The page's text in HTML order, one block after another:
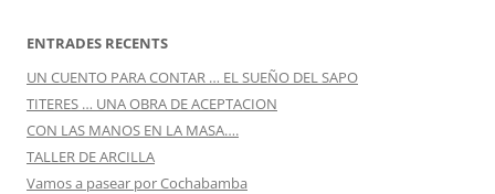
ENTRADES RECENTS
UN CUENTO PARA CONTAR … EL SUEÑO DEL SAPO
TITERES … UNA OBRA DE ACEPTACION
CON LAS MANOS EN LA MASA….
TALLER DE ARCILLA
Vamos a pasear por Cochabamba